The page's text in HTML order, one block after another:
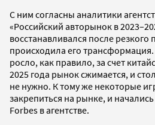
С ним согласны аналитики
«Российский авторынок в
восстанавливался после резкого
происходила его
росло, как правило, за счет
2025 года рынок сжимается, и
не нужно. К тому же некоторые
закрепиться на рынке, и
Forbes в агентстве.